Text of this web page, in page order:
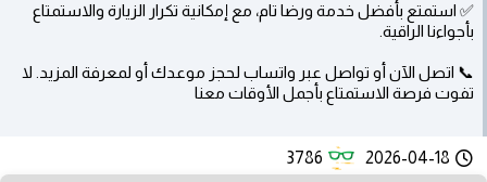
✅ استمتع بأفضل خدمة ورضا تام، مع إمكانية تكرار الزيارة والاستمتاع
بأجواءنا الراقية.
📞 اتصل الآن أو تواصل عبر واتساب لحجز موعدك أو لمعرفة المزيد. لا
تفوت فرصة الاستمتاع بأجمل الأوقات معنا
2026-04-18
3786